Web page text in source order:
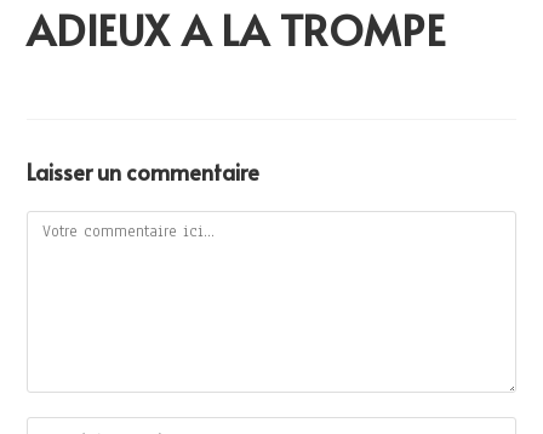
ADIEUX A LA TROMPE
Laisser un commentaire